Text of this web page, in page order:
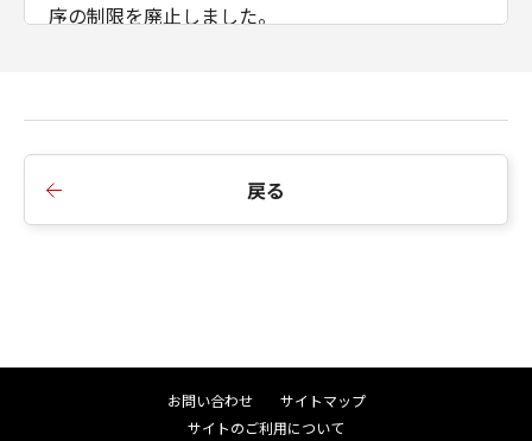
序の制限を廃止しました。
を変更しました。
2.インストーラーの探索時にSNMPコミュニティ名
1.複数LAN接続環境におけるインストーラーの探索
戻る
お問い合わせ
サイトマップ
サイトのご利用について